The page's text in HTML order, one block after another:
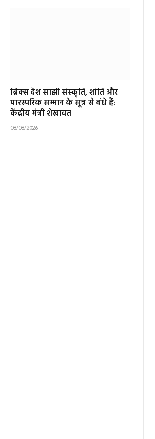
ब्रिक्स देश साझी संस्कृति, शांति और
पारस्परिक सम्मान के सूत्र से बंधे हैं:
केंद्रीय मंत्री शेखावत
08/08/2026